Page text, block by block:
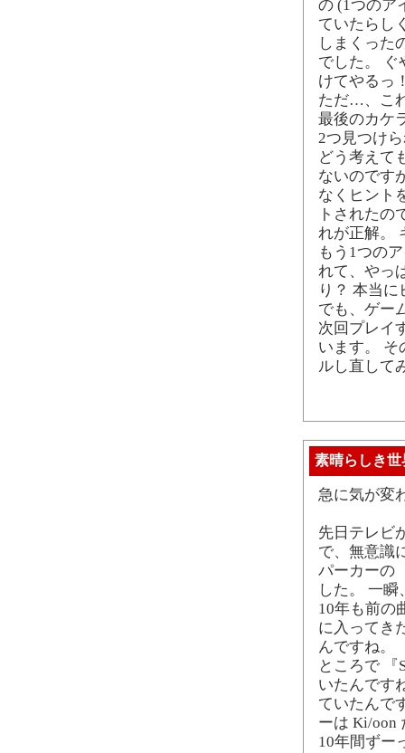
の (1つのア
ていたらし
しまくった
でした。 ぐ
けてやるっ
ただ…、こ
最後のカケ
2つ見つけ
どう考えて
ないのです
なくヒント
トされたの
れが正解。
もう1つの
れて、やっ
り？ 本当
でも、ゲー
次回プレイ
います。 そ
ルし直して
素晴らしき世
急に気が変
先日テレビ
で、無意識
パーカーの
した。 一瞬
10年も前の
に入ってき
んですね。
ところで 『
いたんです
ていたんで
ーは Ki/oon
10年間ずー